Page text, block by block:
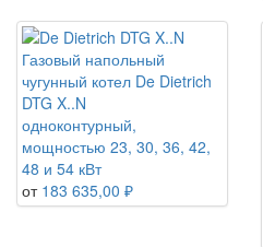
Газовый напольный
чугунный котел De Dietrich
DTG X..N
одноконтурный,
мощностью 23, 30, 36, 42,
48 и 54 кВт
от 183 635,00 ₽